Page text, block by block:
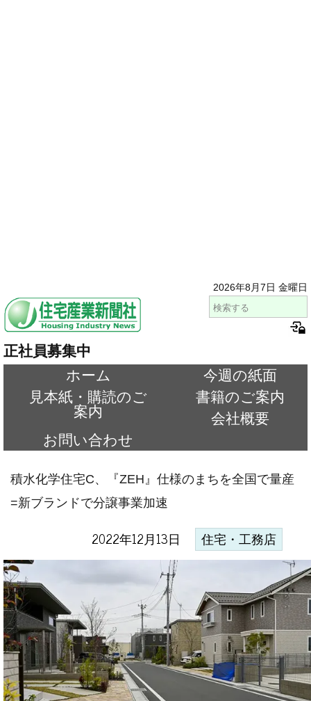
2026年8月7日 金曜日
正社員募集中
ホーム
今週の紙面
見本紙・購読のご
案内
書籍のご案内
会社概要
お問い合わせ
積水化学住宅C、『ZEH』仕様のまちを全国で量産
=新ブランドで分譲事業加速
2022年12月13日 住宅・工務店